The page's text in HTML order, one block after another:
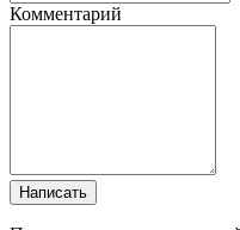
Комментарий
Написать